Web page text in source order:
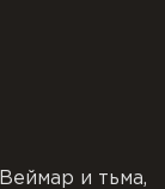
и тьма,